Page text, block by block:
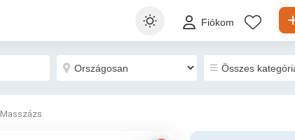
Fiókom
Masszázs